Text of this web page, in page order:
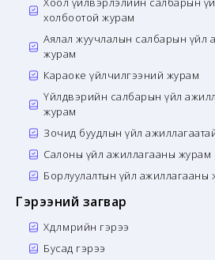
холбоотой журам
Аялал жуучлалын салбарын үйл
журам
Караоке үйлчилгээний журам
Үйлдвэрийн салбарын үйл
журам
Зочид буудлын үйл
Салоны үйл ажиллагааны журам
Борлуулалтын үйл ажиллагааны
Гэрээний загвар
Хөдөлмөрийн гэрээ
Бусад гэрээ